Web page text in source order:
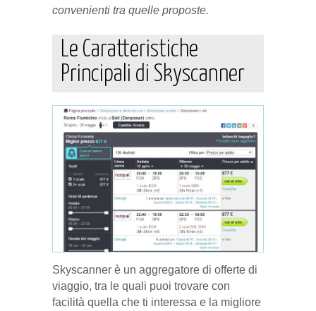
convenienti tra quelle proposte.
Le Caratteristiche
Principali di Skyscanner
Skyscanner è un aggregatore di offerte di
viaggio, tra le quali puoi trovare con
facilità quella che ti interessa e la migliore